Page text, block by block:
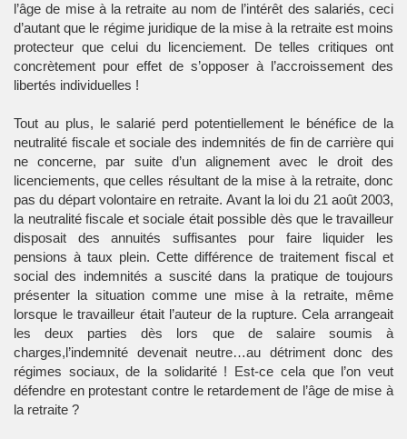
l’âge de mise à la retraite au nom de l’intérêt des salariés, ceci
d’autant que le régime juridique de la mise à la retraite est moins
protecteur que celui du licenciement. De telles critiques ont
concrètement pour effet de s’opposer à l’accroissement des
libertés individuelles !
Tout au plus, le salarié perd potentiellement le bénéfice de la
neutralité fiscale et sociale des indemnités de fin de carrière qui
ne concerne, par suite d’un alignement avec le droit des
licenciements, que celles résultant de la mise à la retraite, donc
pas du départ volontaire en retraite. Avant la loi du 21 août 2003,
la neutralité fiscale et sociale était possible dès que le travailleur
disposait des annuités suffisantes pour faire liquider les
pensions à taux plein. Cette différence de traitement fiscal et
social des indemnités a suscité dans la pratique de toujours
présenter la situation comme une mise à la retraite, même
lorsque le travailleur était l’auteur de la rupture. Cela arrangeait
les deux parties dès lors que de salaire soumis à
charges,l’indemnité devenait neutre…au détriment donc des
régimes sociaux, de la solidarité ! Est-ce cela que l’on veut
défendre en protestant contre le retardement de l’âge de mise à
la retraite ?